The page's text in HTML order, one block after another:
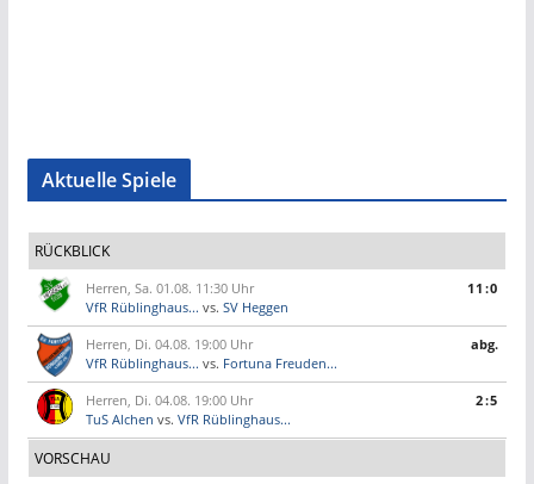
Aktuelle Spiele
RÜCKBLICK
Herren, Sa. 01.08. 11:30 Uhr
VfR Rüblinghaus... vs. SV Heggen
11:0
Herren, Di. 04.08. 19:00 Uhr
VfR Rüblinghaus... vs. Fortuna Freuden...
abg.
Herren, Di. 04.08. 19:00 Uhr
TuS Alchen vs. VfR Rüblinghaus...
2:5
VORSCHAU